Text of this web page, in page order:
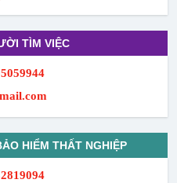
TÌM VIỆC
HIỂM THẤT NGHIỆP